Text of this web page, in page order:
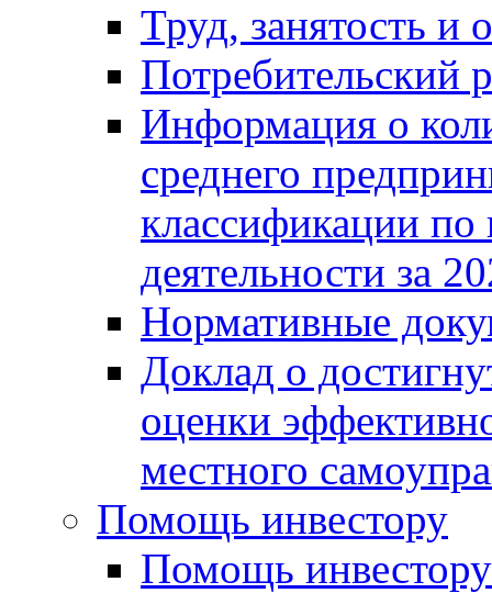
Труд, занятость и
Потребительский
Информация о
среднего
классификации
деятельности за
Нормативные
Доклад о
оценки
местного
Помощь инвестору
Помощь инвестору